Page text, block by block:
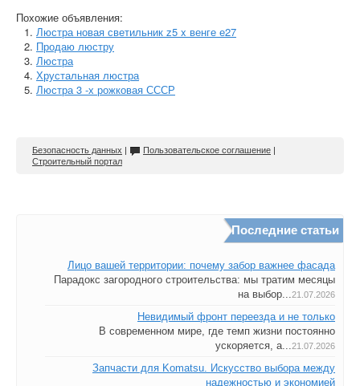
Похожие объявления:
Люстра новая светильник z5 x венге е27
Продаю люстру
Люстра
Хрустальная люстра
Люстра 3 -х рожковая СССР
Безопасность данных | Пользовательское соглашение |
Строительный портал
Последние статьи
Лицо вашей территории: почему забор важнее фасада
Парадокс загородного строительства: мы тратим месяцы
на выбор...21.07.2026
Невидимый фронт переезда и не только
В современном мире, где темп жизни постоянно
ускоряется, а...21.07.2026
Запчасти для Komatsu. Искусство выбора между
надежностью и экономией